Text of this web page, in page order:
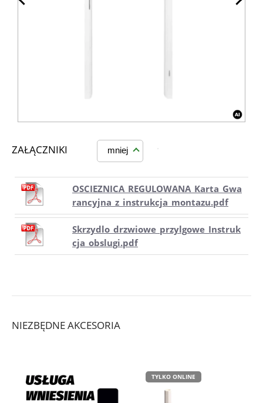
ZAŁĄCZNIKI mniej
OSCIEZNICA_REGULOWANA_Karta_Gwa
rancyjna_z_instrukcja_montazu.pdf
Skrzydlo_drzwiowe_przylgowe_Instruk
cja_obslugi.pdf
NIEZBĘDNE AKCESORIA
TYLKO ONLINE